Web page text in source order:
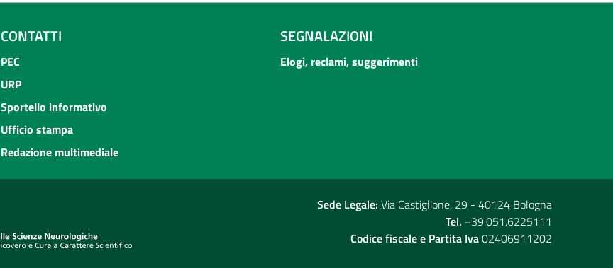
CONTATTI
PEC
URP
Sportello informativo
Ufficio stampa
Redazione multimediale
SEGNALAZIONI
Elogi, reclami, suggerimenti
Sede Legale: Via Castiglione, 29 - 40124 Bologna
Tel. +39.051.6225111
Codice fiscale e Partita Iva02406911202